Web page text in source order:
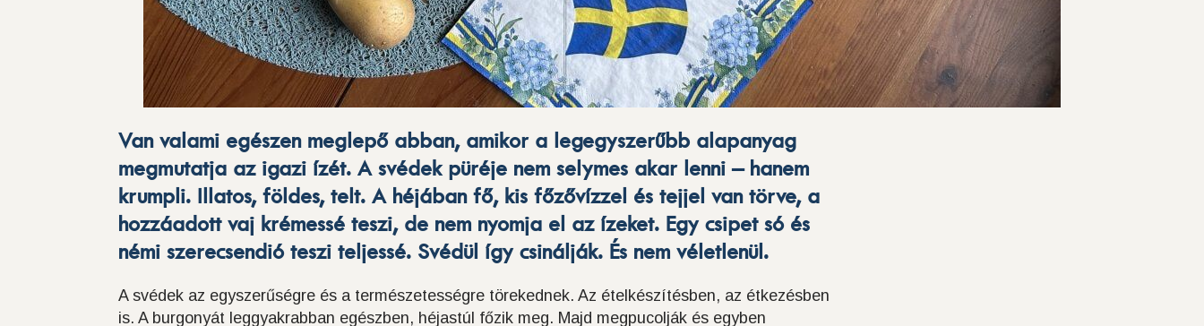
Van valami egészen meglepő abban, amikor a legegyszerűbb alapanyag
megmutatja az igazi ízét. A svédek püréje nem selymes akar lenni – hanem
krumpli. Illatos, földes, telt. A héjában fő, kis főzővízzel és tejjel van törve, a
hozzáadott vaj krémessé teszi, de nem nyomja el az ízeket. Egy csipet só és
némi szerecsendió teszi teljessé. Svédül így csinálják. És nem véletlenül.
A svédek az egyszerűségre és a természetességre törekednek. Az ételkészítésben, az étkezésben
is. A burgonyát leggyakrabban egészben, héjastúl főzik meg. Majd megpucolják és egyben